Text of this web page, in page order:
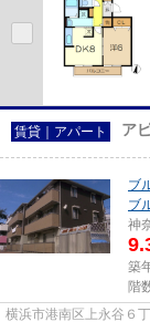
賃貸｜アパート ア
ブ
ブ
神
築
階
横浜市港南区上永谷６